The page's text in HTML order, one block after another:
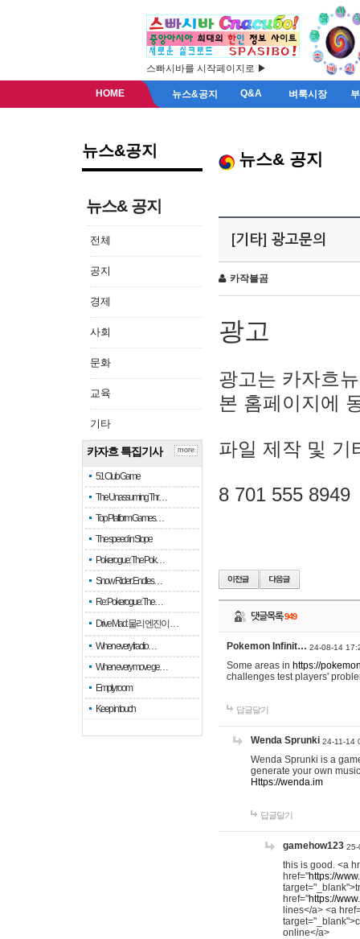
스빠시바를 시작페이지로 ▶
HOME 뉴스&공지 Q&A 벼룩시장
뉴스&공지
뉴스& 공지
전체
공지
경제
사회
문화
교육
기타
카자흐 특집기사
51 Club Game
The Unassuming Thr…
Top Platform Games…
The speed in Slope
Pokerogue: The Pok…
Snow Rider: Endles…
Re: Pokerogue: The…
Drive Mad: 물리 엔진이 …
When every fractio…
When every move ge…
Empty room
Keep in touch
more
뉴스& 공지
[기타] 광고문의
카작불곰
광고
광고는 카자흐
본 홈페이지에
파일 제작 및 기
8 701 555 8949
댓글목록949
Pokemon Infinit… 24-08-14
Some areas in https://
challenges test players'
답글달기
Wenda Sprunki 24-11-14
Wenda Sprunki is a
generate your own
Https://wenda.im
답글달기
gamehow123 25-
this is good. <a
href="https://
href="https://
lines</a> <a
online</a>